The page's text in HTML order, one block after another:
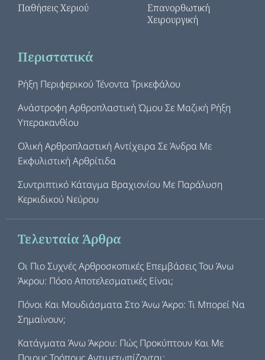
Παθήσεις Χεριού
Επανορθωτική
Χειρουργική
Περιστατικά
Ρήξη Περιφερικού Τένοντα Τρικεφάλου
Ανάστροφη Αρθροπλαστική Ώμου Σε Μαζική Ρήξη
Υπερακανθίου
Ολική Αρθροπλαστική Αντίχειρα Σε Άνδρα Με
Εκφυλιστική Αρθρίτιδα
Συντριπτικό Κάταγμα Βραχιονίου Με Παράλυση
Κερκιδικού Νεύρου
Τελευταία Άρθρα
Οι Πιο Συχνές Αρθροσκοπικές Επεμβάσεις Του Άνω
Άκρου: Πόσο Αποτελεσματικές Είναι;
Πόνοι Και Μουδιάσματα Στο Άνω Άκρο: Τι Μπορεί Να
Σημαίνουν;
Κατάγματα Άνω Άκρου: Πώς Προκύπτουν Και Με